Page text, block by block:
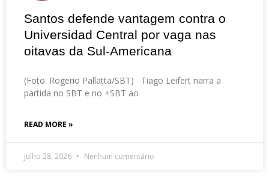
Santos defende vantagem contra o
Universidad Central por vaga nas
oitavas da Sul-Americana
(Foto: Rogerio Pallatta/SBT) Tiago Leifert narra a
partida no SBT e no +SBT ao
READ MORE »
julho 28, 2026 Nenhum comentário